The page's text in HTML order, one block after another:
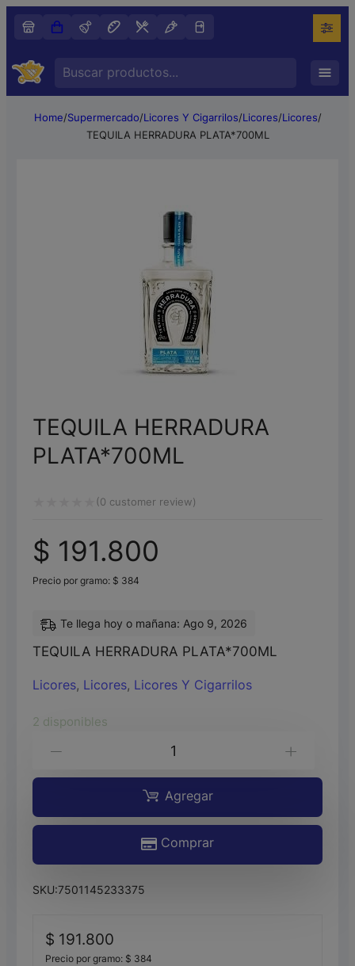
Search
…
Home/Supermercado/Licores Y Cigarrilos/Licores/Licores/
TEQUILA HERRADURA PLATA*700ML
TEQUILA HERRADURA
PLATA*700ML
con
(0 customer review)
$ 191.800
Precio por gramo: $ 384
Te llega hoy o mañana: Ago 9, 2026
TEQUILA HERRADURA PLATA*700ML
Licores, Licores, Licores Y Cigarrilos
2 disponibles
cantidad
Agregar
Comprar
SKU:7501145233375
$ 191.800
Precio por gramo: $ 384